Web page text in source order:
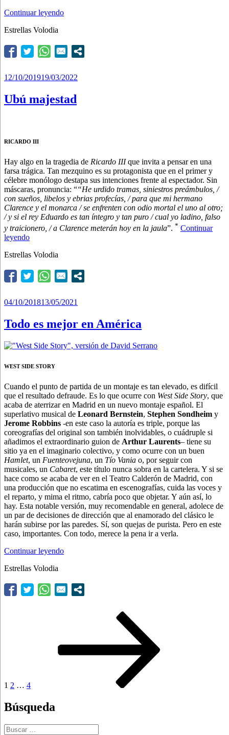
Continuar leyendo“El
buen
nudo
corbata”
Estrellas Volodia
Publicado
12/10/201919/03/2022
Ubú majestad
RICARDO III
Hay algo en la tragedia de Ricardo IIIque invita a pensar en una
farsa trágica. Tan mezquino es su protagonista que en el primer y
célebre monólogo destapa sus intenciones frente al espectador. Sin
máscaras, pronuncia: ““He urdido tramas, siniestros preámbulos, /
con sueños, libelos y ebrias profecías, / para que mi hermano
Clarence y el monarca / se enfrenten con odio mortal el uno al otro;
/ y si el rey Eduardo es tan íntegro y tan puro / cual yo ladino, falso
y traicionero, / a Clarence meterán hoy en la jaula”. * Continuar
leyendo“Ubú
Estrellas Volodia
Publicado
04/10/201813/05/2021
Todo es mejor en América
WEST SIDE STORY
Cuando el punto de partida de un montaje es tan elevado, es difícil
que el resultado defraude. Es lo que ocurre con West Side Story, que
acaba de aterrizar en Madrid en un nuevo montaje español. El
superlativo musical de Leonard Bernstein, Stephen Sondheim y
Jerome Robbins -en este caso la autoría es triple, porque las
coreografías del original son también inolvidables, o cuádruple si
añadimos el extraordinario guion de Arthur Laurents– tiene su
sitio ya en el imaginario colectivo, y como ocurre con un buen
Hamlet, un Fuenteovejuna, un Tío Vania o, por seguir con
musicales, un Cabaret, este título nunca sobra en la cartelera. Y si se
hace como se acaba de ver en el Teatro Calderón de Madrid, con
una producción que no escatima en escenografías, cuida las voces y
el reparto, y mima el ritmo, cabría poco que objetar. Y aún así, lo
hay. Esta notable versión, muy recomendable en general, adolece de
un par de decisiones de dirección que al enamorado del clásico le
harán subirse por las paredes. Sí, son quejas de purista. Pero en este
caso, importantes. Con todo, merece la pena ir a verla.
Continuar leyendo“Todo
América”
Estrellas Volodia
1 2 … 4
Búsqueda
Buscar